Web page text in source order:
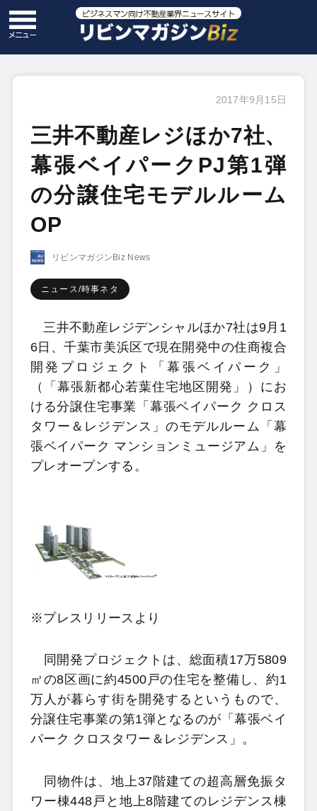
2017年9月15日
三井不動産レジほか7社、
幕張ベイパークPJ第1弾
の分譲住宅モデルルーム
OP
リビンマガジンBiz News
ニュース/時事ネタ
三井不動産レジデンシャルほか7社は9月1
6日、千葉市美浜区で現在開発中の住商複合
開発プロジェクト「幕張ベイパーク」
（「幕張新都心若葉住宅地区開発」）にお
ける分譲住宅事業「幕張ベイパーク クロス
タワー＆レジデンス」のモデルルーム「幕
張ベイパーク マンションミュージアム」を
プレオープンする。
※プレスリリースより
同開発プロジェクトは、総面積17万5809
㎡の8区画に約4500戸の住宅を整備し、約1
万人が暮らす街を開発するというもので、
分譲住宅事業の第1弾となるのが「幕張ベイ
パーク クロスタワー＆レジデンス」。
同物件は、地上37階建ての超高層免振タ
ワー棟448戸と地上8階建てのレジデンス棟